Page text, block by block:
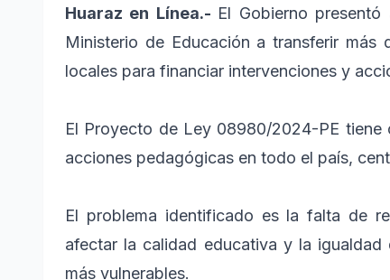
Huaraz en Línea.- El Gobierno
Ministerio de Educación a transferir más
locales para financiar intervenciones y
El Proyecto de Ley 08980/2024-PE
acciones pedagógicas en todo el país,
El problema identificado es la falta de
afectar la calidad educativa y la igualdad
más vulnerables.